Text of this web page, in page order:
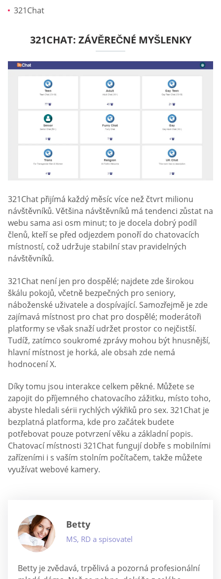
321Chat
321CHAT: ZÁVĚREČNÉ MYŠLENKY
321Chat přijímá každý měsíc více než čtvrt milionu
návštěvníků. Většina návštěvníků má tendenci zůstat na
webu sama asi osm minut; to je docela dobrý podíl
členů, kteří se před odjezdem ponoří do chatovacích
místností, což udržuje stabilní stav pravidelných
návštěvníků.
321Chat není jen pro dospělé; najdete zde širokou
škálu pokojů, včetně bezpečných pro seniory,
náboženské uživatele a dospívající. Samozřejmě je zde
zajímavá místnost pro chat pro dospělé; moderátoři
platformy se však snaží udržet prostor co nejčistší.
Tudíž, zatímco soukromé zprávy mohou být hnusnější,
hlavní místnost je horká, ale obsah zde nemá
hodnocení X.
Díky tomu jsou interakce celkem pěkné. Můžete se
zapojit do příjemného chatovacího zážitku, místo toho,
abyste hledali sérii rychlých výkřiků pro sex. 321Chat je
bezplatná platforma, kde pro začátek budete
potřebovat pouze potvrzení věku a základní popis.
Chatovací místnosti 321Chat fungují dobře s mobilními
zařízeními i s vaším stolním počítačem, takže můžete
využívat webové kamery.
Betty
MS, RD a spisovatel
Betty je zvědavá, trpělivá a pozorná profesionální